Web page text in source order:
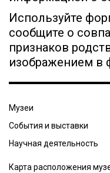
Используйте
сообщите о
признаков
изображением в
Музеи
События и выставки
Научная деятельность
Карта расположения